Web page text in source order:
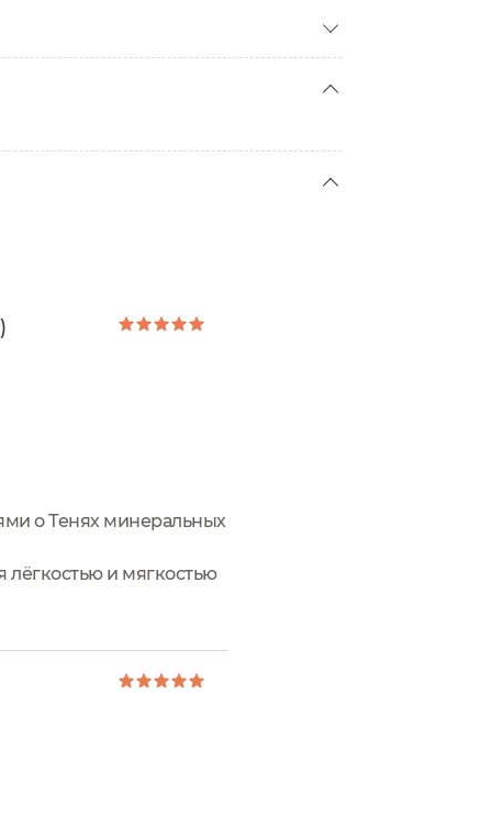
о Тенях минеральных
и мягкостью